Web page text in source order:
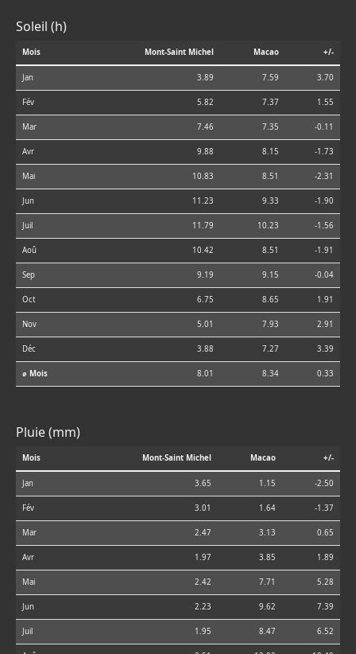
Soleil (h)
Mois Mont-Saint Michel Macao +/-
Jan 3.89 7.59 3.70
Fév 5.82 7.37 1.55
Mar 7.46 7.35 -0.11
Avr 9.88 8.15 -1.73
Mai 10.83 8.51 -2.31
Jun 11.23 9.33 -1.90
Juil 11.79 10.23 -1.56
Aoû 10.42 8.51 -1.91
Sep 9.19 9.15 -0.04
Oct 6.75 8.65 1.91
Nov 5.01 7.93 2.91
Déc 3.88 7.27 3.39
⌀ Mois 8.01 8.34 0.33
Pluie (mm)
Mois Mont-Saint Michel Macao +/-
Jan 3.65 1.15 -2.50
Fév 3.01 1.64 -1.37
Mar 2.47 3.13 0.65
Avr 1.97 3.85 1.89
Mai 2.42 7.71 5.28
Jun 2.23 9.62 7.39
Juil 1.95 8.47 6.52